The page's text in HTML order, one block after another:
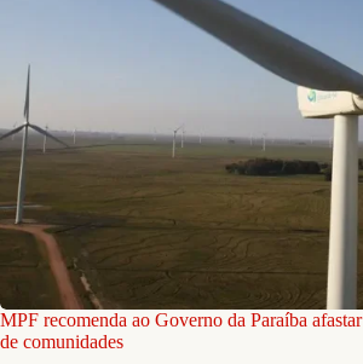
MPF recomenda ao Governo da Paraíba
de comunidades